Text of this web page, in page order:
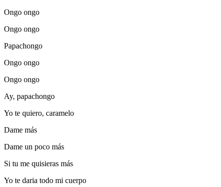
Ongo ongo
Ongo ongo
Papachongo
Ongo ongo
Ongo ongo
Ay, papachongo
Yo te quiero, caramelo
Dame más
Dame un poco más
Si tu me quisieras más
Yo te daria todo mi cuerpo